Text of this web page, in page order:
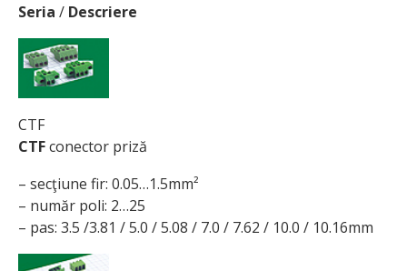
Seria / Descriere
CTF
CTFconector priză
– secţiune fir: 0.05…1.5mm²
– număr poli: 2…25
– pas: 3.5 /3.81 / 5.0 / 5.08 / 7.0 / 7.62 / 10.0 / 10.16mm